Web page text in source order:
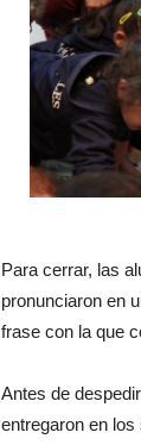
Para cerrar, las
pronunciaron en
frase con la que
Antes de
entregaron en